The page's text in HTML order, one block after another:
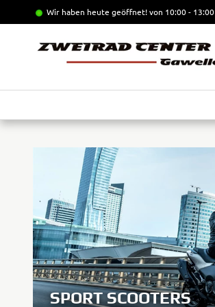
Wir haben heute geöffnet!von 10:00 - 13:00
SPORT SCOOTERS